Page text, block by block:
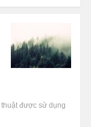
được sử dụng